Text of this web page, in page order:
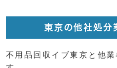
東京の他社処分
不用品回収イブ東京と他